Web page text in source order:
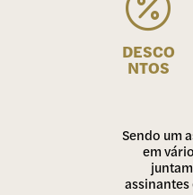
DESCO
NTOS
Sendo um
em